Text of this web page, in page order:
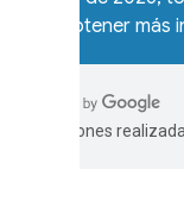
Para obtener
traducciones